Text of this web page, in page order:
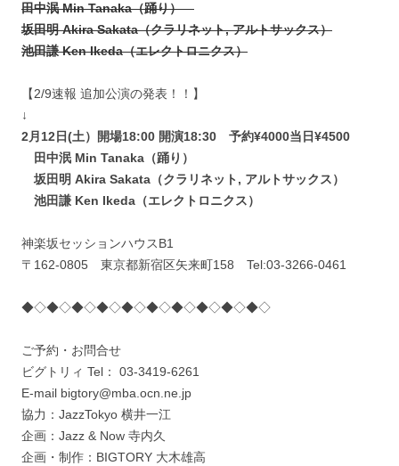
田中泯 Min Tanaka（踊り）
坂田明 Akira Sakata（クラリネット, アルトサックス）
池田謙 Ken Ikeda（エレクトロニクス）
【2/9速報 追加公演の発表！！】
↓
2月12日(土）開場18:00 開演18:30 予約¥4000当日¥4500
田中泯 Min Tanaka（踊り）
坂田明 Akira Sakata（クラリネット, アルトサックス）
池田謙 Ken Ikeda（エレクトロニクス）
神楽坂セッションハウスB1
〒162-0805 東京都新宿区矢来町158 Tel:03-3266-0461
◆◇◆◇◆◇◆◇◆◇◆◇◆◇◆◇◆◇◆◇
ご予約・お問合せ
ビグトリィ Tel： 03-3419-6261
E-mail bigtory@mba.ocn.ne.jp
協力：JazzTokyo 横井一江
企画：Jazz & Now 寺内久
企画・制作：BIGTORY 大木雄高